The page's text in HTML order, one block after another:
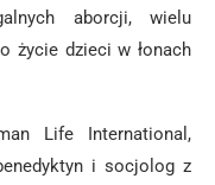
aborcji, wielu
życie dzieci w łonach
Life International,
i socjolog z